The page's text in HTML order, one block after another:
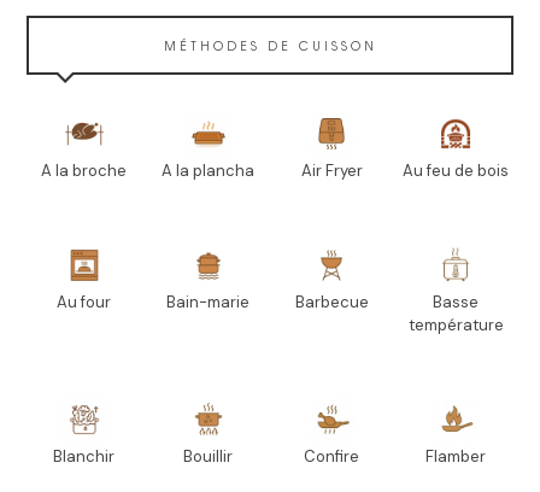
MÉTHODES DE CUISSON
A la broche A la plancha Air Fryer Au feu de bois
Au four Bain-marie Barbecue
Basse
température
Blanchir Bouillir Confire Flamber